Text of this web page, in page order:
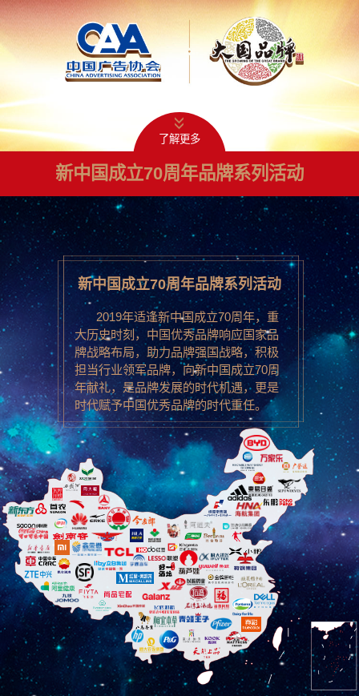
了解更多
新中国成立70周年品牌系列活动
新中国成立70周年品牌系列活动
2019年适逢新中国成立70周年，重
大历史时刻，中国优秀品牌响应国家品
牌战略布局，助力品牌强国战略，积极
担当行业领军品牌，向新中国成立70周
年献礼，是品牌发展的时代机遇，更是
时代赋予中国优秀品牌的时代重任。